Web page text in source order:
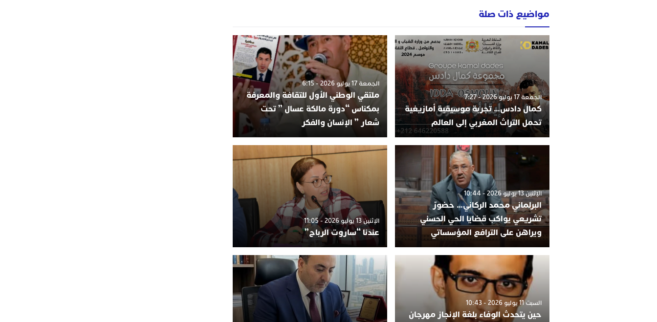
مواضيع ذات صلة
الجمعة 17 يوليو 2026 - 7:27
كمال دادس… تجربة موسيقية أمازيغية
تحمل التراث المغربي إلى العالم
الجمعة 17 يوليو 2026 - 6:15
ملتقي الوطني الأول للتقافة والمعرفة
بمكناس “دورة مالكة عسال ” تحت
شعار ” الإنسان والفكر
الإثنين 13 يوليو 2026 - 10:44
البرلماني محمد الركاني… حضورٌ
تشريعي يواكب قضايا الحي الحسني
ويراهن على الترافع المؤسساتي
الإثنين 13 يوليو 2026 - 11:05
عندنا “ساروت الرباح”
السبت 11 يوليو 2026 - 10:43
حين يتحدث الوفاء بلغة الإنجاز مهرجان